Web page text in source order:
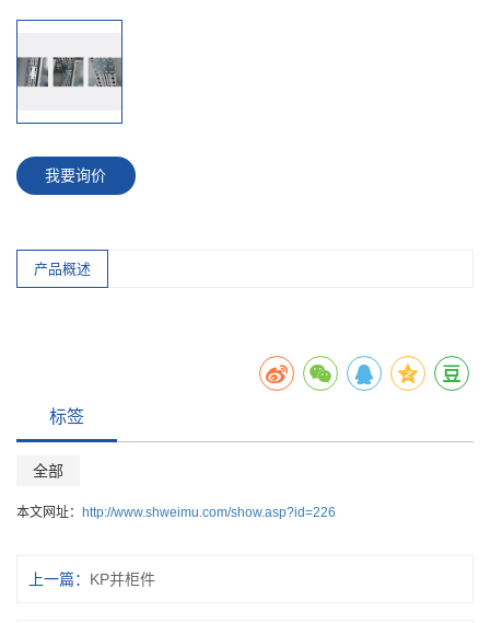
我要询价
产品概述
标签
全部
本文网址： http://www.shweimu.com/show.asp?id=226
上一篇： KP并柜件